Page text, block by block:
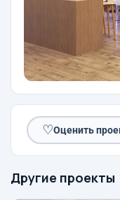
♡Оценить
Другие проекты